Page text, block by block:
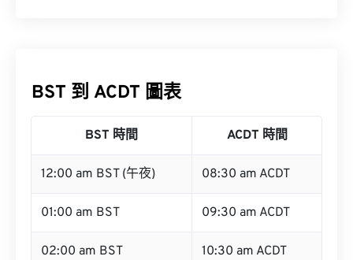
BST 到 ACDT 圖表
BST 時間 ACDT 時間
12:00 am BST (午夜) 08:30 am ACDT
01:00 am BST 09:30 am ACDT
02:00 am BST 10:30 am ACDT